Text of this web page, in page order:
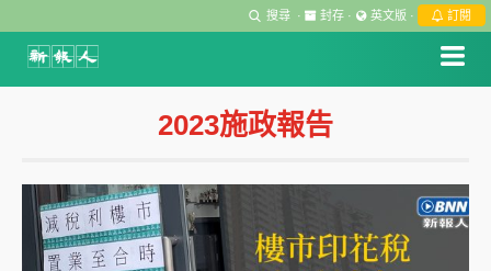
搜尋 · 封存 · 英文版 · 訂閱
2023施政報告